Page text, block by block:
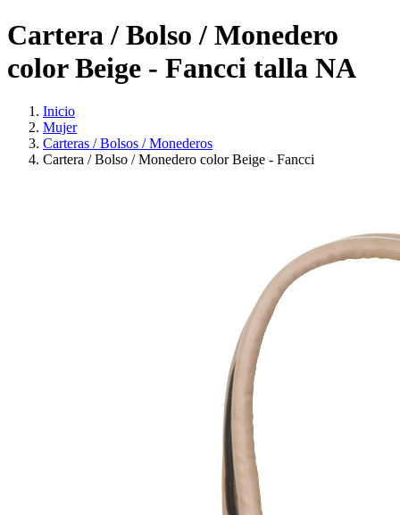
Cartera / Bolso / Monedero
color Beige - Fancci talla NA
Inicio
Mujer
Carteras / Bolsos / Monederos
Cartera / Bolso / Monedero color Beige - Fancci